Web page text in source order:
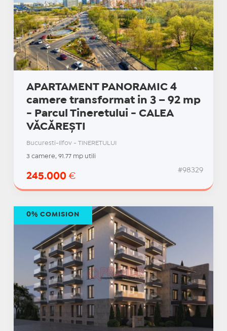
APARTAMENT PANORAMIC 4
camere transformat in 3 – 92 mp
- Parcul Tineretului - CALEA
VĂCĂREȘTI
Bucuresti-Ilfov - TINERETULUI
3 camere, 91.77 mp utili
245.000 €
#98329
0% COMISION